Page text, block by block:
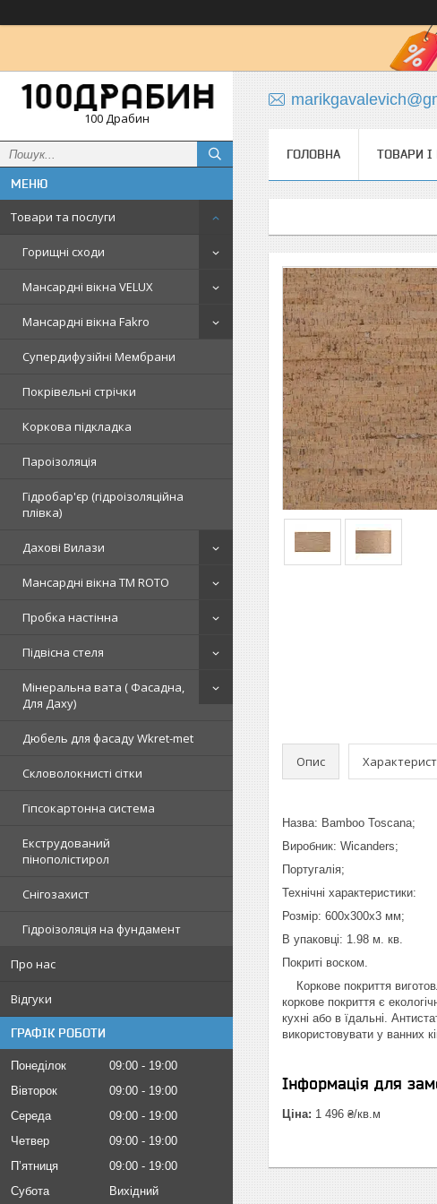
100 Драбин
Товари та послуги
Горищні сходи
Мансардні вікна VELUX
Мансардні вікна Fakro
Супердифузійні Мембрани
Покрівельні стрічки
Коркова підкладка
Пароізоляція
Гідробар'єр (гідроізоляційна
плівка)
Дахові Вилази
Мансардні вікна TM ROTO
Пробка настінна
Підвісна стеля
Мінеральна вата ( Фасадна,
Для Даху)
Дюбель для фасаду Wkret-met
Скловолокнисті сітки
Гіпсокартонна система
Екструдований
пінополістирол
Снігозахист
Гідроізоляція на фундамент
Про нас
Відгуки
ГРАФІК РОБОТИ
Понеділок 09:00
19:00
Вівторок
09:00
19:00
Середа
09:00
19:00
Четвер
09:00
19:00
Пʼятниця
09:00
19:00
Субота
Вихідний
ГОЛОВНА ТОВАРИ І
Опис
Назва: Bamboo Toscana;
Виробник: Wicanders;
Португалія;
Технічні характеристики:
Розмір: 600х300х3 мм;
В упаковці: 1.98 м. кв.
Покриті воском.
Коркове покриття
коркове покриття є
кухні або в їдальні.
використовувати у ванних
Інформація для
Ціна: 1 496 ₴/кв.м